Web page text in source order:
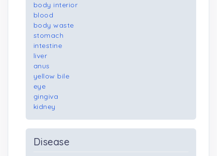
body interior
blood
body waste
stomach
intestine
liver
anus
yellow bile
eye
gingiva
kidney
Disease